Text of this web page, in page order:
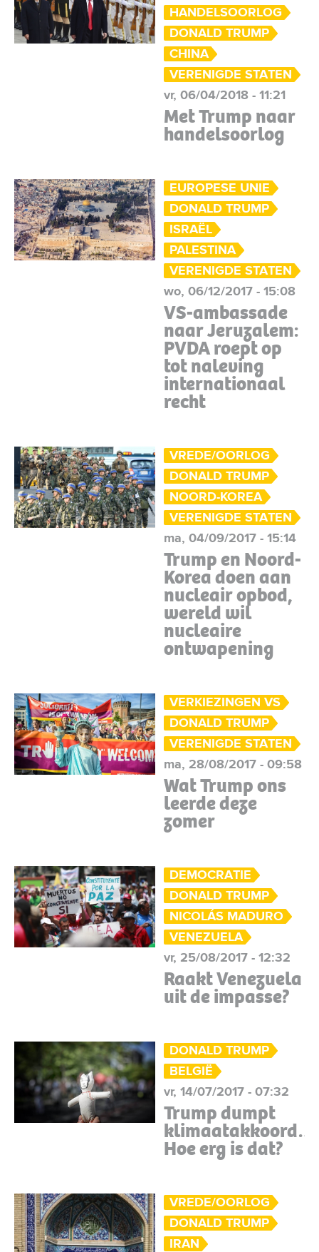
HANDELSOORLOG
DONALD TRUMP
CHINA
VERENIGDE STATEN
vr, 06/04/2018 - 11:21
Met Trump naar
handelsoorlog
EUROPESE UNIE
DONALD TRUMP
ISRAËL
PALESTINA
VERENIGDE STATEN
wo, 06/12/2017 - 15:08
VS-ambassade
naar Jeruzalem:
PVDA roept op
tot naleving
internationaal
recht
VREDE/OORLOG
DONALD TRUMP
NOORD-KOREA
VERENIGDE STATEN
ma, 04/09/2017 - 15:14
Trump en Noord-
Korea doen aan
nucleair opbod,
wereld wil
nucleaire
ontwapening
VERKIEZINGEN VS
DONALD TRUMP
VERENIGDE STATEN
ma, 28/08/2017 - 09:58
Wat Trump ons
leerde deze
zomer
DEMOCRATIE
DONALD TRUMP
NICOLÁS MADURO
VENEZUELA
vr, 25/08/2017 - 12:32
Raakt Venezuela
uit de impasse?
DONALD TRUMP
BELGIË
vr, 14/07/2017 - 07:32
Trump dumpt
klimaatakkoord…
Hoe erg is dat?
VREDE/OORLOG
DONALD TRUMP
IRAN